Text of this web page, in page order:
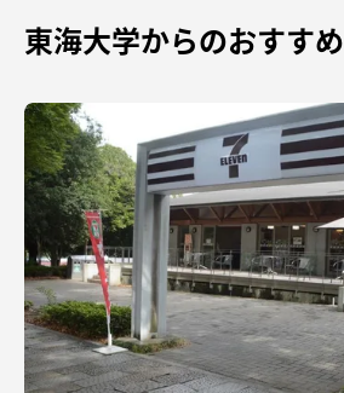
東海大学からのおすすめ